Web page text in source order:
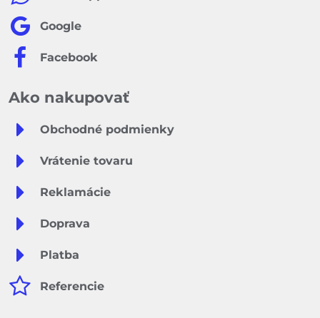
Google
Facebook
Ako nakupovať
Obchodné podmienky
Vrátenie tovaru
Reklamácie
Doprava
Platba
Referencie